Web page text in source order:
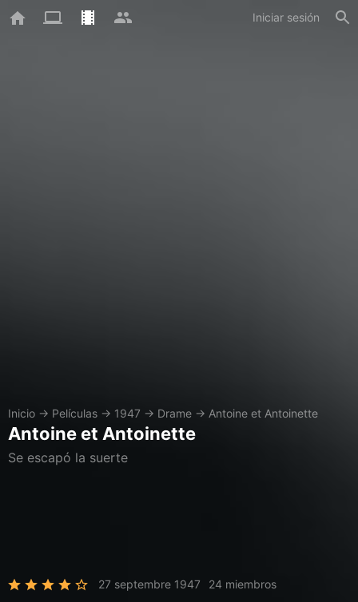
Iniciar sesión
Inicio → Películas → 1947 → Drame → Antoine et Antoinette
Antoine et Antoinette
Se escapó la suerte
27 septembre 1947 24 miembros